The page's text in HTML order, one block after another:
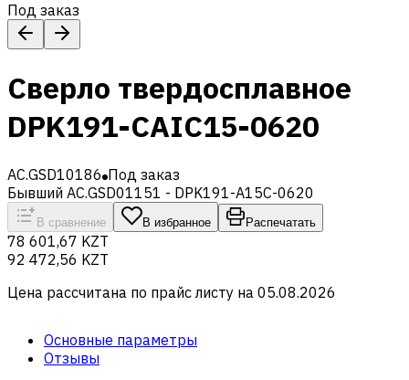
Под заказ
Сверло твердосплавное
DPK191-CAIC15-0620
AC.GSD10186 Под заказ
Бывший AC.GSD01151 - DPK191-A15C-0620
В сравнение В избранное Распечатать
78 601,67 KZT
92 472,56 KZT
Цена рассчитана по прайс листу на 05.08.2026
Основные параметры
Отзывы